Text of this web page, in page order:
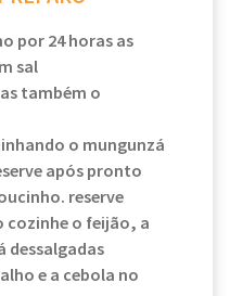
por 24 horas as
sal
também o
o mungunzá
após pronto
reserve
cozinhe o feijão, a
dessalgadas
e a cebola no